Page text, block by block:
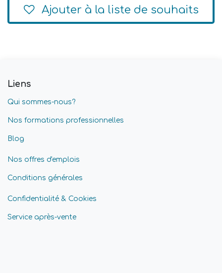
Ajouter à la liste de souhaits
Liens
Qui sommes-nous?
Nos formations professionnelles
Blog
Nos offres d'emplois
Conditions générales
Confidentialité & Cookies
Service après-vente